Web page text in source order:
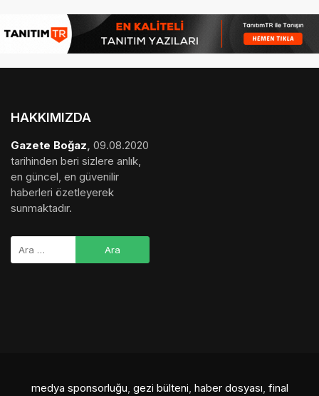
HAKKIMIZDA
Gazete Boğaz, 09.08.2020
tarihinden beri sizlere anlık,
en güncel, en güvenilir
haberleri özetleyerek
sunmaktadır.
medya sponsorluğu, gezi bülteni, haber dosyası, final